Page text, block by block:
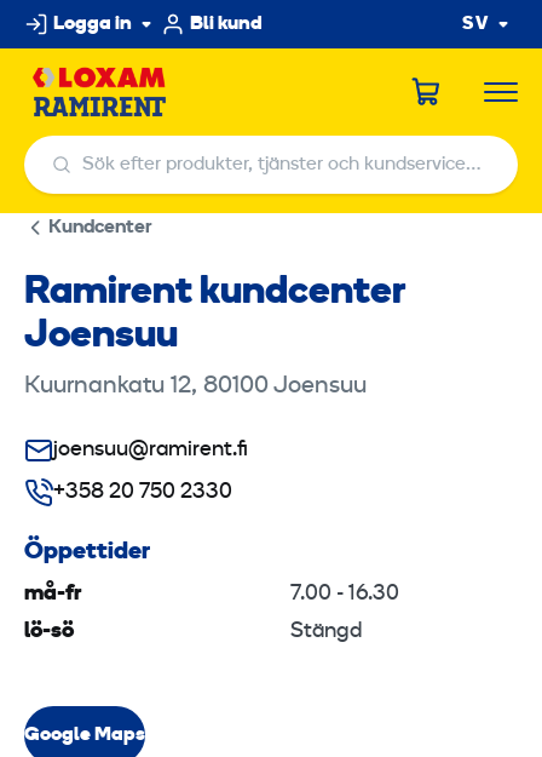
Hoppa
till
innehållet
Logga in Bli kund SV
Sök efter produkter, tjänster och kundservicecenter
Sök efter produkter, tjänster och kundservicecenter
Kundcenter
Ramirent kundcenter
Joensuu
Kuurnankatu 12, 80100 Joensuu
joensuu@ramirent.fi
+358 20 750 2330
Öppettider
må-fr
7.00 - 16.30
lö-sö
Stängd
Google Maps